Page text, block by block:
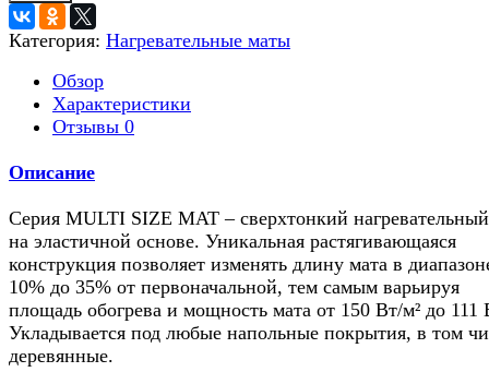
Категория: Нагревательные маты
Обзор
Характеристики
Отзывы 0
Описание
Серия MULTI SIZE MAT – сверхтонкий
на эластичной основе. Уникальная растягивающаяся
конструкция позволяет изменять длину мата в
10% до 35% от первоначальной, тем самым варьируя
площадь обогрева и мощность мата от 150 Вт/м² до 111
Укладывается под любые напольные покрытия, в том
деревянные.